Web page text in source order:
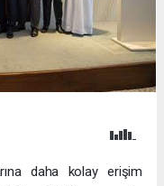
daha kolay erişim